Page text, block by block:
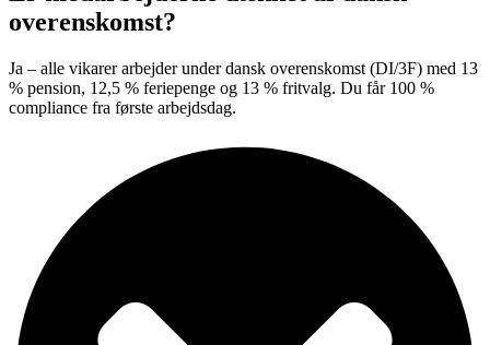
overenskomst?
Ja – alle vikarer arbejder under dansk overenskomst (DI/3F) med 13
% pension, 12,5 % feriepenge og 13 % fritvalg. Du får 100 %
compliance fra første arbejdsdag.